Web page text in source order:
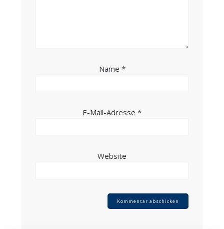
Name *
E-Mail-Adresse *
Website